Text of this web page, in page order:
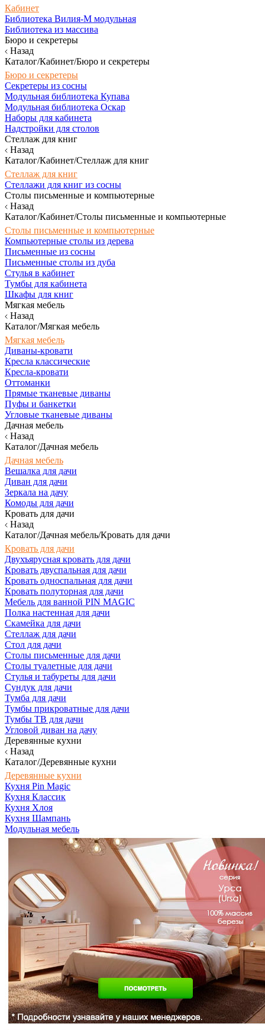
Кабинет
Библиотека Вилия-М модульная
Библиотека из массива
Бюро и секретеры
Назад
Каталог/Кабинет/Бюро и секретеры
Бюро и секретеры
Секретеры из сосны
Модульная библиотека Купава
Модульная библиотека Оскар
Наборы для кабинета
Надстройки для столов
Стеллаж для книг
Назад
Каталог/Кабинет/Стеллаж для книг
Стеллаж для книг
Стеллажи для книг из сосны
Столы письменные и компьютерные
Назад
Каталог/Кабинет/Столы письменные и компьютерные
Столы письменные и компьютерные
Компьютерные столы из дерева
Письменные из сосны
Письменные столы из дуба
Стулья в кабинет
Тумбы для кабинета
Шкафы для книг
Мягкая мебель
Назад
Каталог/Мягкая мебель
Мягкая мебель
Диваны-кровати
Кресла классические
Кресла-кровати
Оттоманки
Прямые тканевые диваны
Пуфы и банкетки
Угловые тканевые диваны
Дачная мебель
Назад
Каталог/Дачная мебель
Дачная мебель
Вешалка для дачи
Диван для дачи
Зеркала на дачу
Комоды для дачи
Кровать для дачи
Назад
Каталог/Дачная мебель/Кровать для дачи
Кровать для дачи
Двухъярусная кровать для дачи
Кровать двуспальная для дачи
Кровать односпальная для дачи
Кровать полуторная для дачи
Мебель для ванной PIN MAGIC
Полка настенная для дачи
Скамейка для дачи
Стеллаж для дачи
Стол для дачи
Столы письменные для дачи
Столы туалетные для дачи
Стулья и табуреты для дачи
Сундук для дачи
Тумба для дачи
Тумбы прикроватные для дачи
Тумбы ТВ для дачи
Угловой диван на дачу
Деревянные кухни
Назад
Каталог/Деревянные кухни
Деревянные кухни
Кухня Pin Magic
Кухня Классик
Кухня Хлоя
Кухня Шампань
Модульная мебель